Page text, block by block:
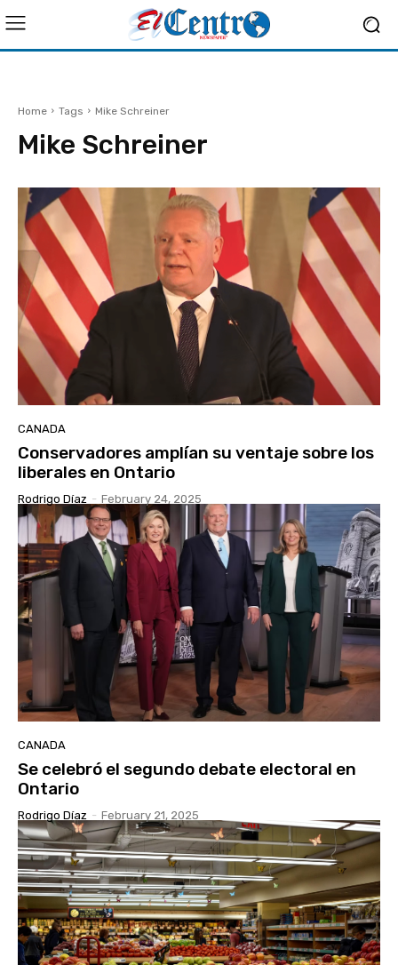
Home Tags Mike Schreiner
Mike Schreiner
CANADA
Conservadores amplían su ventaje sobre los
liberales en Ontario
Rodrigo Díaz - February 24, 2025
CANADA
Se celebró el segundo debate electoral en
Ontario
Rodrigo Díaz - February 21, 2025